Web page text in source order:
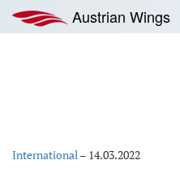
Inhalt
springen
Austrian Wings
International– 14.03.2022